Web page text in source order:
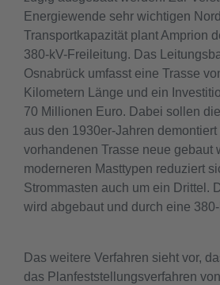
Energiewende sehr wichtigen
Transportkapazität plant Amprion
380-kV-Freileitung. Das
Osnabrück umfasst eine Trasse
Kilometern Länge und ein
70 Millionen Euro. Dabei sollen
aus den 1930er-Jahren
vorhandenen Trasse neue gebaut
moderneren Masttypen reduziert
Strommasten auch um ein Drittel.
wird abgebaut und durch eine
Das weitere Verfahren sieht vor,
das Planfeststellungsverfahren